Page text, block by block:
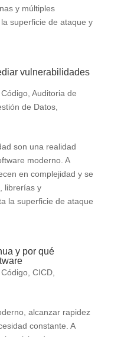
y múltiples
superficie de ataque y
vulnerabilidades
, Auditoria de
de Datos,
son una realidad
moderno. A
en complejidad y se
librerías y
la superficie de ataque
y por qué
, CICD,
alcanzar rapidez
constante. A